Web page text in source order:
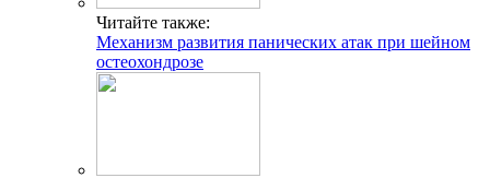
Читайте также:
Механизм развития панических атак при шейном
остеохондрозе